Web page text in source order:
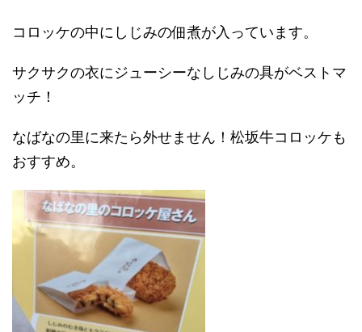
コロッケの中にしじみの佃煮が入っています。
サクサクの衣にジューシーなしじみの具がベストマ
ッチ！
なばなの里に来たら外せません！松坂牛コロッケも
おすすめ。